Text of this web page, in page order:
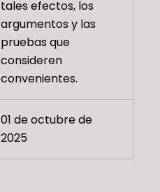
tales efectos, los
argumentos y las
pruebas que
consideren
convenientes.
01 de octubre de
2025